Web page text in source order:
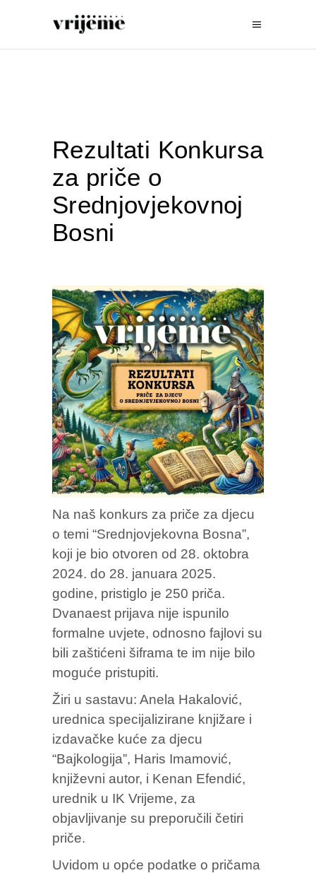
Rezultati Konkursa
za priče o
Srednjovjekovnoj
Bosni
Na naš konkurs za priče za djecu
o temi “Srednjovjekovna Bosna”,
koji je bio otvoren od 28. oktobra
2024. do 28. januara 2025.
godine, pristiglo je 250 priča.
Dvanaest prijava nije ispunilo
formalne uvjete, odnosno fajlovi su
bili zaštićeni šiframa te im nije bilo
moguće pristupiti.
Žiri u sastavu: Anela Hakalović,
urednica specijalizirane knjižare i
izdavačke kuće za djecu
“Bajkologija”, Haris Imamović,
književni autor, i Kenan Efendić,
urednik u IK Vrijeme, za
objavljivanje su preporučili četiri
priče.
Uvidom u opće podatke o pričama